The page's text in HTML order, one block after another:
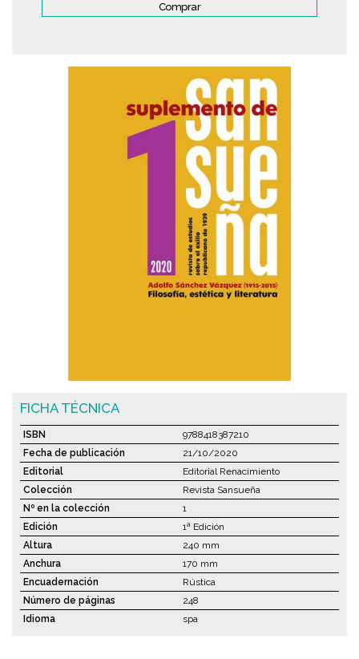
Comprar
FICHA TÉCNICA
ISBN
9788418387210
Fecha de publicación
21/10/2020
Editorial
Editorial Renacimiento
Colección
Revista Sansueña
Nº en la colección
1
Edición
1ª Edición
Altura
240 mm
Anchura
170 mm
Encuadernación
Rústica
Número de páginas
248
Idioma
spa